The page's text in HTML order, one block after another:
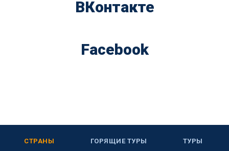
ВКонтакте
Facebook
СТРАНЫ ГОРЯЩИЕ ТУРЫ
ТУРЫ